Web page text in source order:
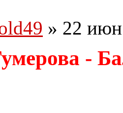
» 22
-